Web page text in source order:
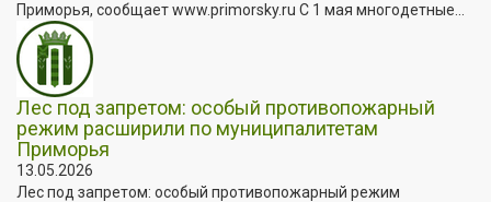
Приморья, сообщает www.primorsky.ru С 1 мая многодетные...
Лес под запретом: особый противопожарный
режим расширили по муниципалитетам
Приморья
13.05.2026
Лес под запретом: особый противопожарный режим